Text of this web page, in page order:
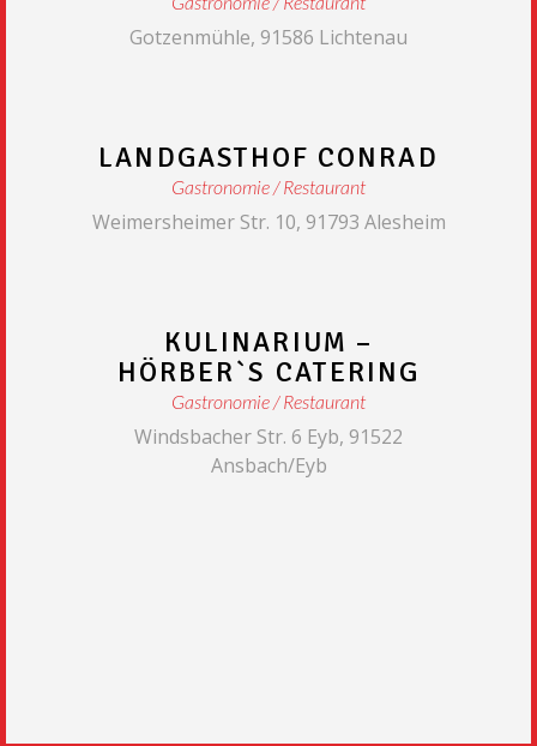
Gotzenmühle, 91586 Lichtenau
LANDGASTHOF CONRAD
Gastronomie Restaurant
Weimersheimer Str. 10, 91793 Alesheim
KULINARIUM –
HÖRBER`S CATERING
Gastronomie Restaurant
Windsbacher Str. 6 Eyb, 91522
Ansbach/Eyb